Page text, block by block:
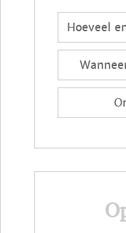
Hoeveel